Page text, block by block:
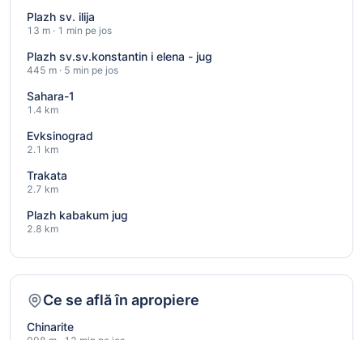
Plazh sv. ilija
13 m · 1 min pe jos
Plazh sv.sv.konstantin i elena - jug
445 m · 5 min pe jos
Sahara-1
1.4 km
Evksinograd
2.1 km
Trakata
2.7 km
Plazh kabakum jug
2.8 km
Ce se află în apropiere
Chinarite